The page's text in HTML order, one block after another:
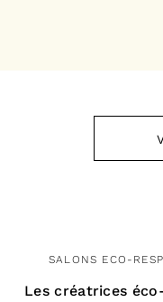
SALONS ECO-
Les créatrices